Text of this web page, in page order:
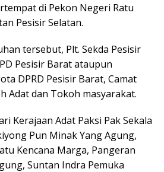
di Pekon Negeri Ratu
Pesisir Selatan.
tersebut, Plt. Sekda Pesisir
Pesisir Barat ataupun
DPRD Pesisir Barat, Camat
Adat dan Tokoh masyarakat.
Kerajaan Adat Paksi Pak Sekala
Pun Minak Yang Agung,
Kencana Marga, Pangeran
Suntan Indra Pemuka